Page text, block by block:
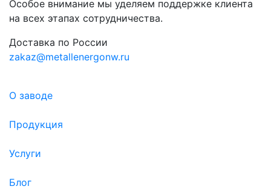
Особое внимание мы уделяем поддержке клиента
на всех этапах сотрудничества.
Доставка по России
zakaz@metallenergonw.ru
О заводе
Продукция
Услуги
Блог